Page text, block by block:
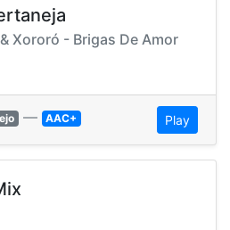
Xororó - Brigas De Amor
— AAC+ Play